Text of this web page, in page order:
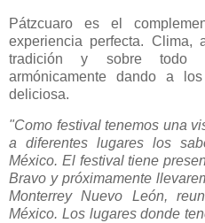
Pátzcuaro es el
experiencia perfecta. Clima,
tradición y sobre todo
armónicamente dando a
deliciosa.
"Como festival tenemos una
a diferentes lugares los
México. El festival tiene
Bravo y próximamente
Monterrey Nuevo León,
México. Los lugares donde